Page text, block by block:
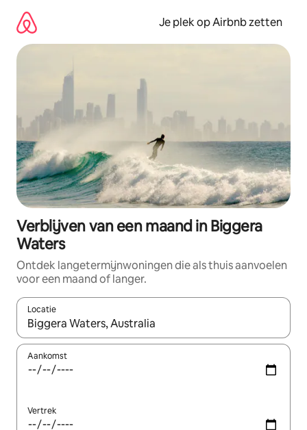
direct
naar
inhoud
Je plek op Airbnb zetten
Verblijven van een maand in Biggera
Waters
Ontdek langetermijnwoningen die als thuis aanvoelen
voor een maand of langer.
Locatie
Wanneer er resultaten beschikbaar zijn, maak je een keuze
Aankomst
Vertrek